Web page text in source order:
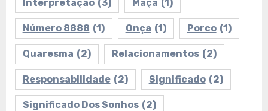
Interpretação (3) Maçã (1)
Número 8888 (1) Onça (1) Porco (1)
Quaresma (2) Relacionamentos (2)
Responsabilidade (2) Significado (2)
Significado Dos Sonhos (2)